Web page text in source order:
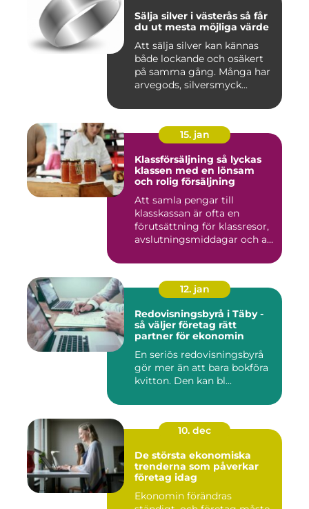
Sälja silver i västerås så får
du ut mesta möjliga värde
Att sälja silver kan kännas
både lockande och osäkert
på samma gång. Många har
arvegods, silversmyck...
15. jan
Klassförsäljning så lyckas
klassen med en lönsam
och rolig försäljning
Att samla pengar till
klasskassan är ofta en
förutsättning för klassresor,
avslutningsmiddagar och a...
12. jan
Redovisningsbyrå i Täby -
så väljer företag rätt
partner för ekonomin
En seriös redovisningsbyrå
gör mer än att bara bokföra
kvitton. Den kan bl...
10. dec
De största ekonomiska
trenderna som påverkar
företag idag
Ekonomin förändras